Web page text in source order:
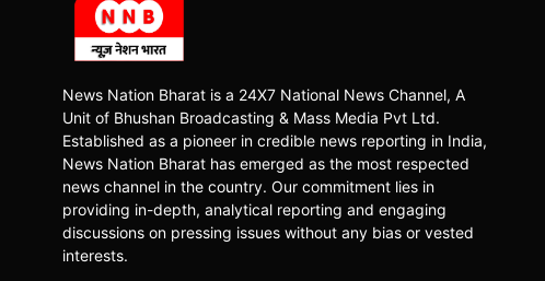
News Nation Bharat is a 24X7 National News Channel, A
Unit of Bhushan Broadcasting & Mass Media Pvt Ltd.
Established as a pioneer in credible news reporting in India,
News Nation Bharat has emerged as the most respected
news channel in the country. Our commitment lies in
providing in-depth, analytical reporting and engaging
discussions on pressing issues without any bias or vested
interests.